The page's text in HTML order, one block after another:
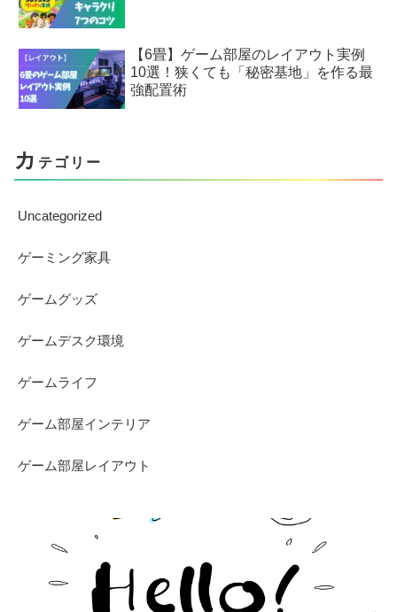
【6畳】ゲーム部屋のレイアウト実例
10選！狭くても「秘密基地」を作る最
強配置術
カ テゴリー
Uncategorized
ゲーミング家具
ゲームグッズ
ゲームデスク環境
ゲームライフ
ゲーム部屋インテリア
ゲーム部屋レイアウト